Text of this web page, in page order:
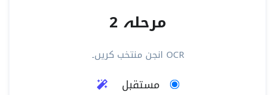
مرحلہ 2
OCR انجن منتخب کریں۔
مستقبل